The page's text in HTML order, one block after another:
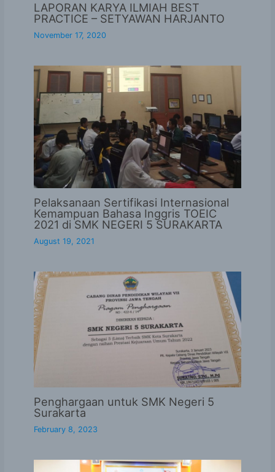
LAPORAN KARYA ILMIAH BEST
PRACTICE – SETYAWAN HARJANTO
November 17, 2020
Pelaksanaan Sertifikasi Internasional
Kemampuan Bahasa Inggris TOEIC
2021 di SMK NEGERI 5 SURAKARTA
August 19, 2021
Penghargaan untuk SMK Negeri 5
Surakarta
February 8, 2023